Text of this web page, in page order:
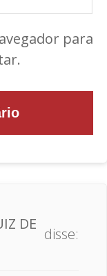
para
DE
disse: